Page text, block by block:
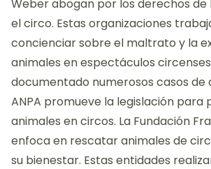
Weber abogan por los derechos de
el circo. Estas organizaciones
concienciar sobre el maltrato y la
animales en espectáculos
documentado numerosos casos de
ANPA promueve la legislación para
animales en circos. La Fundación
enfoca en rescatar animales de
su bienestar. Estas entidades